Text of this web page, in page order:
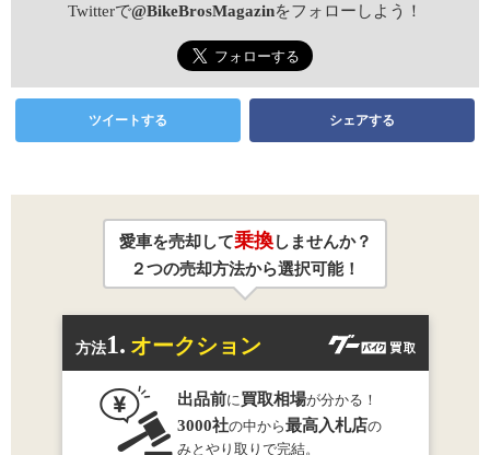
Twitterで@BikeBrosMagazinをフォローしよう！
ツイートする シェアする
愛車を売却して乗換しませんか？
２つの売却方法から選択可能！
方法1. オークション
出品前に 買取相場が分かる！
3000社の中から最高入札店の
みとやり取りで完結。